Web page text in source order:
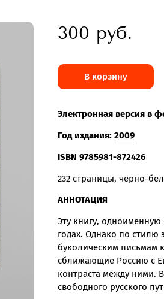
300 руб.
В корзину
Электронная версия в
Год издания: 2009
ISBN 9785981-872426
232 страницы, черно-
АННОТАЦИЯ
Эту книгу,
годах. Однако по
буколическим письмам
сближающие Россию с
контраста между ними.
свободного русского